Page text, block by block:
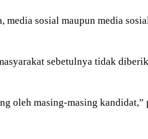
sosial maupun media
sebetulnya tidak
oleh masing-masing kandidat,”